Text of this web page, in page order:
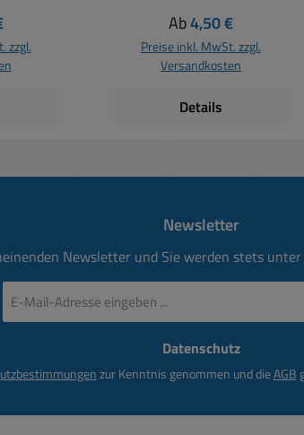
g
zzgl.
255mAhÄußere
Abmessungen
Ø23x3mm Verpackungs-Art
Tray Betriebstemperatur
-30... +80°CEntladestrom
Regulärer Preis:
Ab4,50 €
Preise inkl. MwSt. zzgl.
Versandkosten
Details
Newsletter
Newsletter und Sie werden stets
Mail-
Datenschutz
zur Kenntnis genommen und dieAGB